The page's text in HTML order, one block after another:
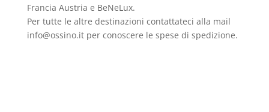
Francia Austria e BeNeLux.
Per tutte le altre destinazioni contattateci alla mail
info@ossino.it per conoscere le spese di spedizione.